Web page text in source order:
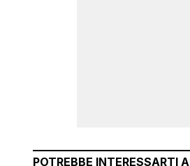
POTREBBE INTERESSARTI